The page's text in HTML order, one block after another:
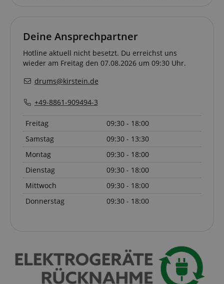
Deine Ansprechpartner
Hotline aktuell nicht besetzt. Du erreichst uns
wieder am Freitag den 07.08.2026 um 09:30 Uhr.
drums@kirstein.de
+49-8861-909494-3
Freitag
09:30 - 18:00
Samstag
09:30 - 13:30
Montag
09:30 - 18:00
Dienstag
09:30 - 18:00
Mittwoch
09:30 - 18:00
Donnerstag
09:30 - 18:00
Domain
vid-
Datenschutzerklärung